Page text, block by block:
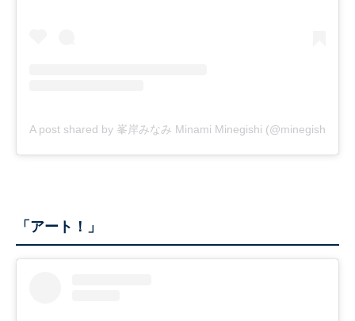
A post shared by 峯岸みなみ Minami Minegishi
「アート！」